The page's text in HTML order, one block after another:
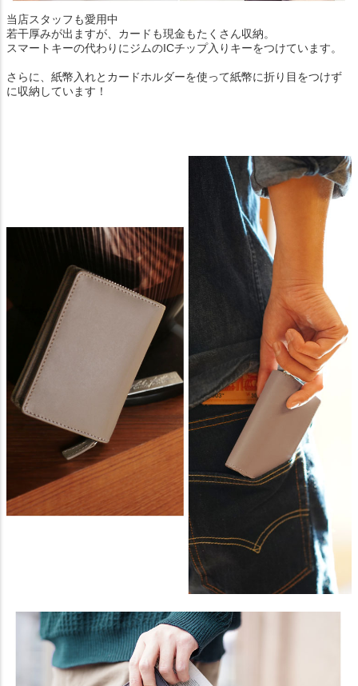
当店スタッフも愛用中
若干厚みが出ますが、カードも現金もたくさん収納。
スマートキーの代わりにジムのICチップ入りキーをつけています。
さらに、紙幣入れとカードホルダーを使って紙幣に折り目をつけず
に収納しています！